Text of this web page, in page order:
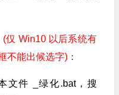
(仅 Win10 以后系统有
不能出候选字)：
文件 _绿化.bat，搜